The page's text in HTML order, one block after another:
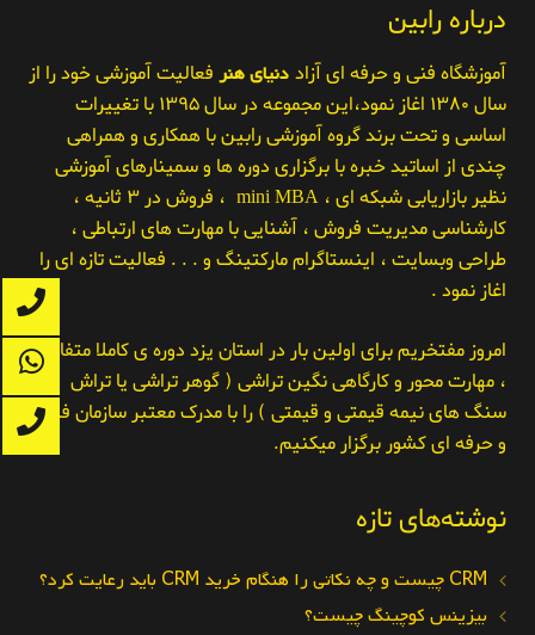
درباره رابین
آموزشگاه فنی و حرفه ای آزاد دنیای هنر فعالیت آموزشی خود را از
سال ۱۳۸۰ اغاز نمود،این مجموعه در سال ۱۳۹۵ با تغییرات
اساسی و تحت برند گروه آموزشی رابین با همکاری و همراهی
چندی از اساتید خبره با برگزاری دوره ها و سمینارهای آموزشی
نظیر بازاریابی شبکه ای ، mini MBA ، فروش در ۳ ثانیه ،
کارشناسی مدیریت فروش ، آشنایی با مهارت های ارتباطی ،
طراحی وبسایت ، اینستاگرام مارکتینگ و . . . فعالیت تازه ای را
اغاز نمود .
امروز مفتخریم برای اولین بار در استان یزد دوره ی کاملا متفاوت
، مهارت محور و کارگاهی نگین تراشی ( گوهر تراشی یا تراش
سنگ های نیمه قیمتی و قیمتی ) را با مدرک معتبر سازمان فنی
و حرفه ای کشور برگزار میکنیم.
نوشته‌های تازه
CRM چیست و چه نکاتی را هنگام خرید CRM باید رعایت کرد؟
بیزینس کوچینگ چیست؟